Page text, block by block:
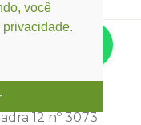
você
12 nº 3073